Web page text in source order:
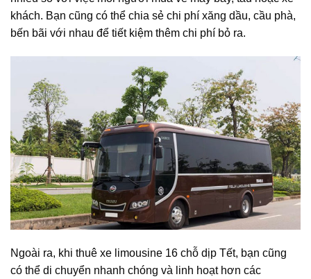
khách. Bạn cũng có thể chia sẻ chi phí xăng dầu, cầu phà,
bến bãi với nhau để tiết kiệm thêm chi phí bỏ ra.
Ngoài ra, khi thuê xe limousine 16 chỗ dịp Tết, bạn cũng
có thể di chuyển nhanh chóng và linh hoạt hơn các